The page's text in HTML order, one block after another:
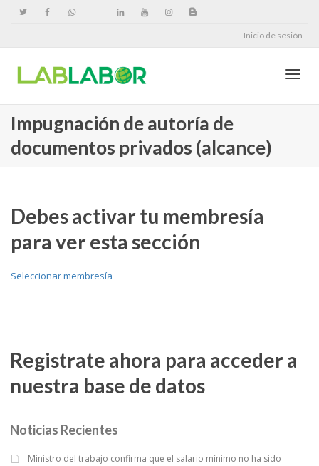
Inicio de sesión
Impugnación de autoría de
documentos privados (alcance)
Debes activar tu membresía
para ver esta sección
Seleccionar membresía
Registrate ahora para acceder a
nuestra base de datos
Noticias Recientes
Ministro del trabajo confirma que el salario mínimo no ha sido